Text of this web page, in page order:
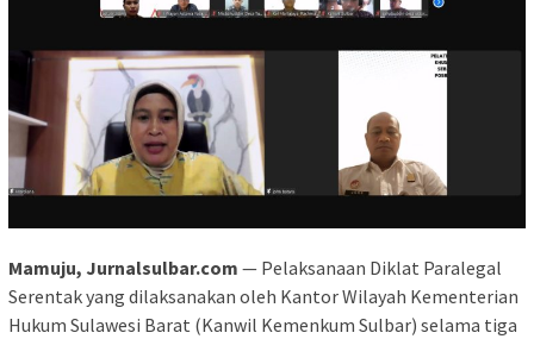
Mamuju, Jurnalsulbar.com — Pelaksanaan Diklat Paralegal
Serentak yang dilaksanakan oleh Kantor Wilayah Kementerian
Hukum Sulawesi Barat (Kanwil Kemenkum Sulbar) selama tiga